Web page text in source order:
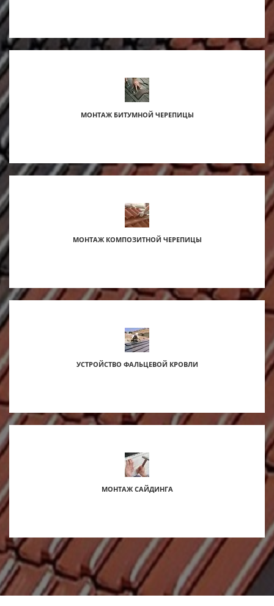
МОНТАЖ БИТУМНОЙ ЧЕРЕПИЦЫ
МОНТАЖ КОМПОЗИТНОЙ ЧЕРЕПИЦЫ
УСТРОЙСТВО ФАЛЬЦЕВОЙ КРОВЛИ
МОНТАЖ САЙДИНГА